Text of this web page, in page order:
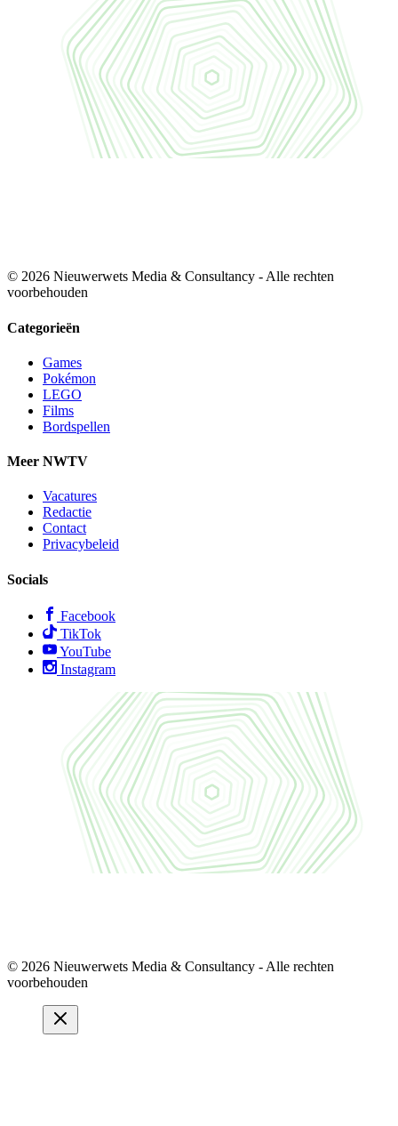
© 2026 Nieuwerwets Media & Consultancy - Alle rechten
voorbehouden
Categorieën
Games
Pokémon
LEGO
Films
Bordspellen
Meer NWTV
Vacatures
Redactie
Contact
Privacybeleid
Socials
Facebook
TikTok
YouTube
Instagram
© 2026 Nieuwerwets Media & Consultancy - Alle rechten
voorbehouden